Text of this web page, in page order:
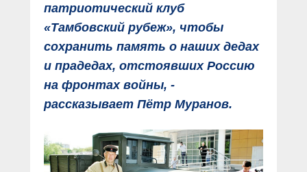
патриотический клуб
«Тамбовский рубеж», чтобы
сохранить память о наших дедах
и прадедах, отстоявших Россию
на фронтах войны, -
рассказывает Пётр Муранов.